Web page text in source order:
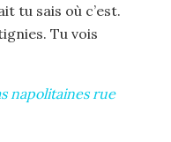
tu sais où c’est.
Tu vois
napolitaines rue